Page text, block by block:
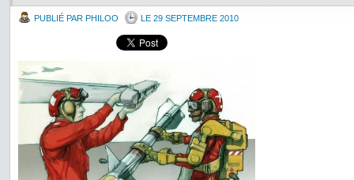
PUBLIÉ PAR PHILOO LE 29 SEPTEMBRE 2010